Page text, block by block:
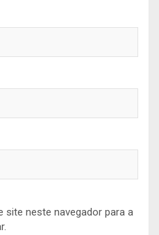
site neste navegador para a